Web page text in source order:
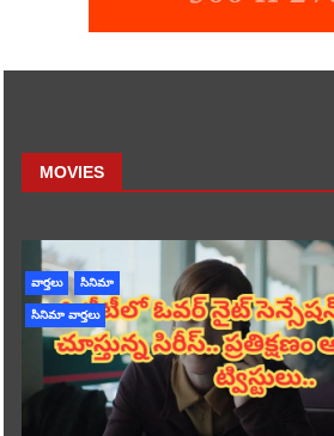
MOVIES
వార్తలు సినిమా
సినిమా వార్తలు